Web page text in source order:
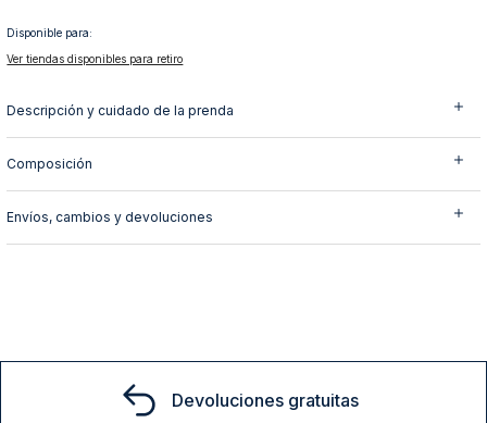
Disponible para:
Ver tiendas disponibles para retiro
Descripción y cuidado de la prenda
Composición
Envíos, cambios y devoluciones
Devoluciones gratuitas